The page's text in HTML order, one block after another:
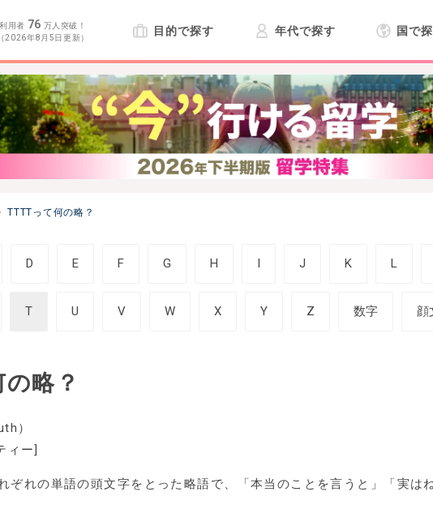
利用者 76 万人突破！
（2026年8月5日更新）
目的で探す 年代で探す 国で
TTTTって何の略？
D E F G H I J K L
T U V W X Y Z 数字 顔
略？
）
ィー]
れの単語の頭文字をとった略語で、「本当のことを言うと」「実は